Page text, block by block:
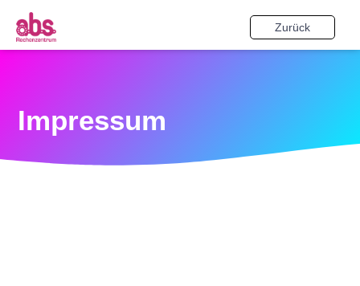
Zurück
Impressum